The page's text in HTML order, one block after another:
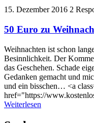
15. Dezember 2016 2
50 Euro zu
Weihnachten ist schon
Besinnlichkeit. Der
das Geschehen. Schade
Gedanken gemacht und
und ein bisschen… <a
href="https://
Weiterlesen